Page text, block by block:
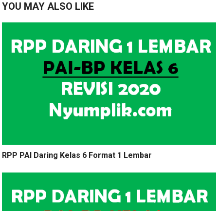
YOU MAY ALSO LIKE
RPP PAI Daring Kelas 6 Format 1 Lembar